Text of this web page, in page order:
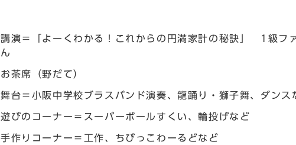
講演＝「よーくわかる！これからの円満家計の秘訣」 1級フ
ん
お茶席（野だて）
舞台＝小阪中学校ブラスバンド演奏、龍踊り・獅子舞、ダンス
遊びのコーナー＝スーパーボールすくい、輪投げなど
手作りコーナー＝工作、ちびっこわーるどなど